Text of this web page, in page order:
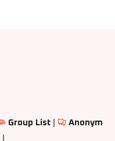
Group List
Anonym